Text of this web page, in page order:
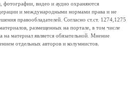
фотографии, видео и аудио охраняются
и международными нормами права и не
правообладателей. Согласно ст.ст. 1274,1275
размещенных на портале, в том числе
на материал является обязательной. Мнение
отдельных авторов и колумнистов.